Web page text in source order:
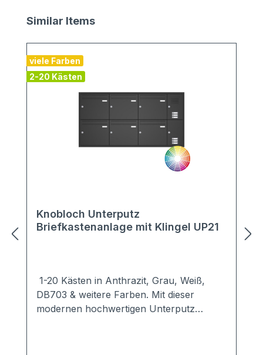
Produktgalerie überspringen
Similar Items
viele Farben
2-20 Kästen
Knobloch Unterputz
Briefkastenanlage mit Klingel UP21
1-20 Kästen in Anthrazit, Grau, Weiß,
DB703 & weitere Farben. Mit dieser
modernen hochwertigen Unterputz